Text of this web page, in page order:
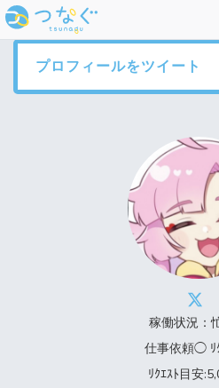
プロフィールをツイート
稼働状況：
仕事依頼◯
ﾘｸｴｽﾄ目安